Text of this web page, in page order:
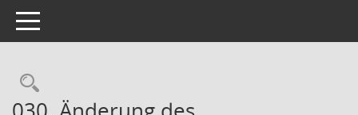
Toggle navigation
Rechercheauswahl